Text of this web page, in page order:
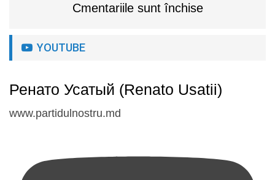
Cmentariile sunt închise
YOUTUBE
Ренато Усатый (Renato Usatii)
www.partidulnostru.md